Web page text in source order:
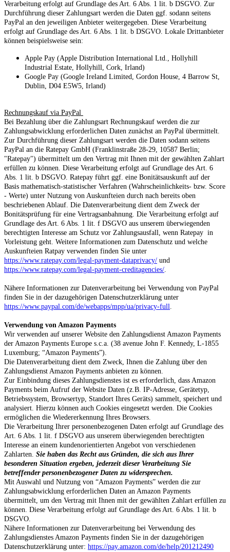
Verarbeitung erfolgt auf Grundlage des Art. 6 Abs. 1 lit. b DSGVO. Zur
Durchführung dieser Zahlungsart werden die Daten ggf. sodann seitens
PayPal an den jeweiligen Anbieter weitergegeben. Diese Verarbeitung
erfolgt auf Grundlage des Art. 6 Abs. 1 lit. b DSGVO. Lokale Drittanbieter
können beispielsweise sein:
Apple Pay (Apple Distribution International Ltd., Hollyhill
Industrial Estate, Hollyhill, Cork, Irland)
Google Pay (Google Ireland Limited, Gordon House, 4 Barrow St,
Dublin, D04 E5W5, Irland)
Rechnungskauf via PayPal
Bei Bezahlung über die Zahlungsart Rechnungskauf werden die zur
Zahlungsabwicklung erforderlichen Daten zunächst an PayPal übermittelt.
Zur Durchführung dieser Zahlungsart werden die Daten sodann seitens
PayPal an die Ratepay GmbH (Franklinstraße 28-29, 10587 Berlin;
"Ratepay") übermittelt um den Vertrag mit Ihnen mit der gewählten Zahlart
erfüllen zu können. Diese Verarbeitung erfolgt auf Grundlage des Art. 6
Abs. 1 lit. b DSGVO. Ratepay führt ggf. eine Bonitätsauskunft auf der
Basis mathematisch-statistischer Verfahren (Wahrscheinlichkeits- bzw. Score
- Werte) unter Nutzung von Auskunfteien durch nach bereits oben
beschriebenen Ablauf. Die Datenverarbeitung dient dem Zweck der
Bonitätsprüfung für eine Vertragsanbahnung. Die Verarbeitung erfolgt auf
Grundlage des Art. 6 Abs. 1 lit. f DSGVO aus unserem überwiegenden
berechtigten Interesse am Schutz vor Zahlungsausfall, wenn Ratepay in
Vorleistung geht. Weitere Informationen zum Datenschutz und welche
Auskunfteien Ratpay verwenden finden Sie unter
https://www.ratepay.com/legal-payment-dataprivacy/ und
https://www.ratepay.com/legal-payment-creditagencies/
Nähere Informationen zur Datenverarbeitung bei Verwendung von PayPal
finden Sie in der dazugehörigen Datenschutzerklärung unter
https://www.paypal.com/de/webapps/mpp/ua/privacy-full
Verwendung von Amazon Payments
Wir verwenden auf unserer Website den Zahlungsdienst Amazon Payments
der Amazon Payments Europe s.c.a. (38 avenue John F. Kennedy, L-1855
Luxemburg; “Amazon Payments”).
Die Datenverarbeitung dient dem Zweck, Ihnen die Zahlung über den
Zahlungsdienst Amazon Payments anbieten zu können.
Zur Einbindung dieses Zahlungsdienstes ist es erforderlich, dass Amazon
Payments beim Aufruf der Website Daten (z.B. IP-Adresse, Gerätetyp,
Betriebssystem, Browsertyp, Standort Ihres Geräts) sammelt, speichert und
analysiert. Hierzu können auch Cookies eingesetzt werden. Die Cookies
ermöglichen die Wiedererkennung Ihres Browsers.
Die Verarbeitung Ihrer personenbezogenen Daten erfolgt auf Grundlage des
Art. 6 Abs. 1 lit. f DSGVO aus unserem überwiegenden berechtigten
Interesse an einem kundenorientierten Angebot von verschiedenen
Zahlarten. Sie haben das Recht aus Gründen, die sich aus Ihrer
besonderen Situation ergeben, jederzeit dieser Verarbeitung Sie
betreffender personenbezogener Daten zu widersprechen.
Mit Auswahl und Nutzung von “Amazon Payments” werden die zur
Zahlungsabwicklung erforderlichen Daten an Amazon Payments
übermittelt, um den Vertrag mit Ihnen mit der gewählten Zahlart erfüllen zu
können. Diese Verarbeitung erfolgt auf Grundlage des Art. 6 Abs. 1 lit. b
DSGVO.
Nähere Informationen zur Datenverarbeitung bei Verwendung des
Zahlungsdienstes Amazon Payments finden Sie in der dazugehörigen
Datenschutzerklärung unter: https://pay.amazon.com/de/help/201212490